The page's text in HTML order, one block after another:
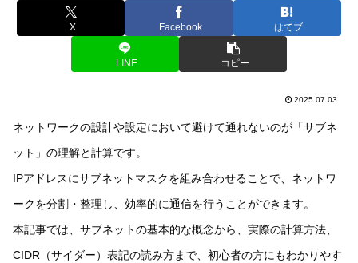
X Facebook はてブ
LINE コピー
2025.07.03
ネットワークの設計や設定において避けて通れないのが「サブネ
ット」の理解と計算です。
IPアドレスにサブネットマスクを組み合わせることで、ネットワ
ークを分割・整理し、効率的に通信を行うことができます。
本記事では、サブネットの基本的な概念から、実際の計算方法、
CIDR（サイダー）表記の読み方まで、初心者の方にもわかりやす